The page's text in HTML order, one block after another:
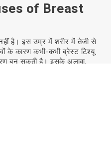
of Breast
है। इस उम्र में शरीर में तेजी से
के कारण कभी-कभी ब्रेस्ट टिश्यू
बन सकती है। इसके अलावा,